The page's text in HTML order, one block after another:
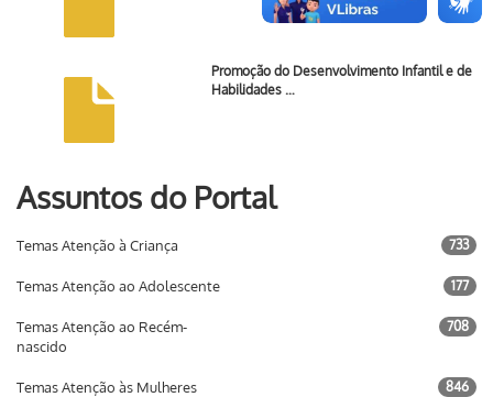
Promoção do Desenvolvimento Infantil e de
Habilidades …
Assuntos do Portal
Temas Atenção à Criança 733
Temas Atenção ao Adolescente 177
Temas Atenção ao Recém-
nascido
708
Temas Atenção às Mulheres 846